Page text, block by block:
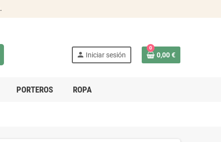
.
person Iniciar sesión
0
0,00 €
PORTEROS ROPA